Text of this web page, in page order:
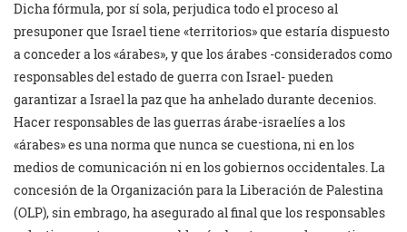
Dicha fórmula, por sí sola, perjudica todo el proceso al
presuponer que Israel tiene «territorios» que estaría dispuesto
a conceder a los «árabes», y que los árabes -considerados como
responsables del estado de guerra con Israel- pueden
garantizar a Israel la paz que ha anhelado durante decenios.
Hacer responsables de las guerras árabe-israelíes a los
«árabes» es una norma que nunca se cuestiona, ni en los
medios de comunicación ni en los gobiernos occidentales. La
concesión de la Organización para la Liberación de Palestina
(OLP), sin embrago, ha asegurado al final que los responsables